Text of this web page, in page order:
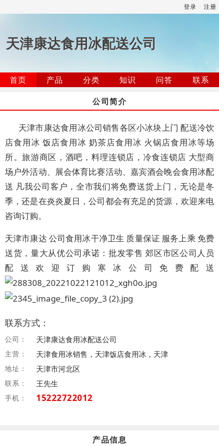
登录 注册
天津康达食用冰配送公司
首页 产品 分类 知识 问答
联系
公司简介
天津市康达食用冰公司销售各区小冰块上门 配送冷饮
店食用冰 饭店食用冰 奶茶店食用冰 火锅店食用冰等场
所。旅游商区，酒吧，料理连锁店，冷食连锁店 大型商
场户外活动、展会体育比赛活动、嘉宾酒会晚会食用冰配
送 凡我公司客户，全市我们将免费送货上门，无论是冬
季，还是在炎炎夏日，公司都会有充足的货源，欢迎来电
咨询订购。
天津市康达 公司食用冰干净卫生 质量保证 服务上乘 免费
送货，量大从优公司承诺：批发零售 郊区市区公司人员
配送欢迎订购寒冰公司免费配送
联系方式：
公司： 天津康达食用冰配送公司
主营： 天津食用冰销售，天津饭店食用冰，天津
地址： 天津市河北区
联系： 王先生
手机： 15222722012
产品信息